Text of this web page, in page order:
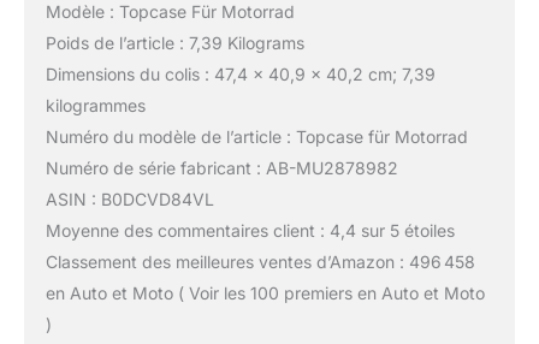
Modèle : Topcase Für Motorrad
Poids de l’article : 7,39 Kilograms
Dimensions du colis : 47,4 x 40,9 x 40,2 cm; 7,39
kilogrammes
Numéro du modèle de l’article : Topcase für Motorrad
Numéro de série fabricant : AB-MU2878982
ASIN : B0DCVD84VL
Moyenne des commentaires client : 4,4 sur 5 étoiles
Classement des meilleures ventes d’Amazon : 496 458
en Auto et Moto ( Voir les 100 premiers en Auto et Moto
)